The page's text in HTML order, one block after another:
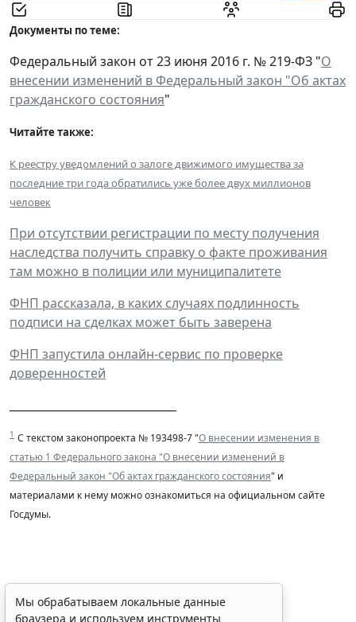
Документы по теме:
Федеральный закон от 23 июня 2016 г. № 219-ФЗ "О
внесении изменений в Федеральный закон "Об актах
гражданского состояния"
Читайте также:
К реестру уведомлений о залоге движимого имущества за
последние три года обратились уже более двух миллионов
человек
При отсутствии регистрации по месту получения
наследства получить справку о факте проживания
там можно в полиции или муниципалитете
ФНП рассказала, в каких случаях подлинность
подписи на сделках может быть заверена
ФНП запустила онлайн-сервис по проверке
доверенностей
1 С текстом законопроекта № 193498-7 "О внесении изменения в
статью 1 Федерального закона "О внесении изменений в
Федеральный закон "Об актах гражданского состояния" и
материалами к нему можно ознакомиться на официальном сайте
Госдумы.
Временное удостоверение
Мы обрабатываем локальные данные
браузера и используем инструменты